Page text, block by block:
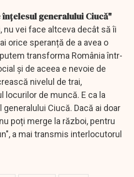
înțelesul generalului Ciucă"
nu vei face altceva decât să îi
orice speranță de a avea o
transforma România într-
și de aceea e nevoie de
nivelul de trai,
locurilor de muncă. E ca la
Ciucă. Dacă ai doar
poți merge la război, pentru
a mai transmis interlocutorul